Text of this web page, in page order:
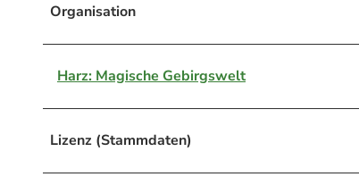
Organisation
Harz: Magische Gebirgswelt
Lizenz (Stammdaten)